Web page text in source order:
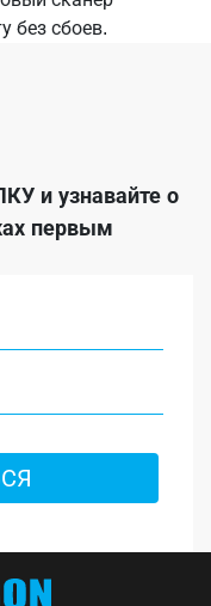
без сбоев.
и узнавайте о
первым